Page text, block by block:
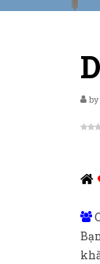
by